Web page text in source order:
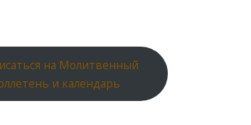
на Молитвенный
и календарь